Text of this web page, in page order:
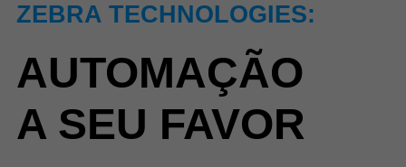
ZEBRA TECHNOLOGIES:
AUTOMAÇÃO
A SEU FAVOR